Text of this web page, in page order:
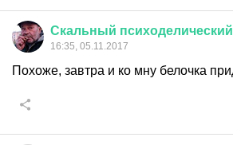
Скальный психоделический
16:35, 05.11.2017
Похоже, завтра и ко мну белочка